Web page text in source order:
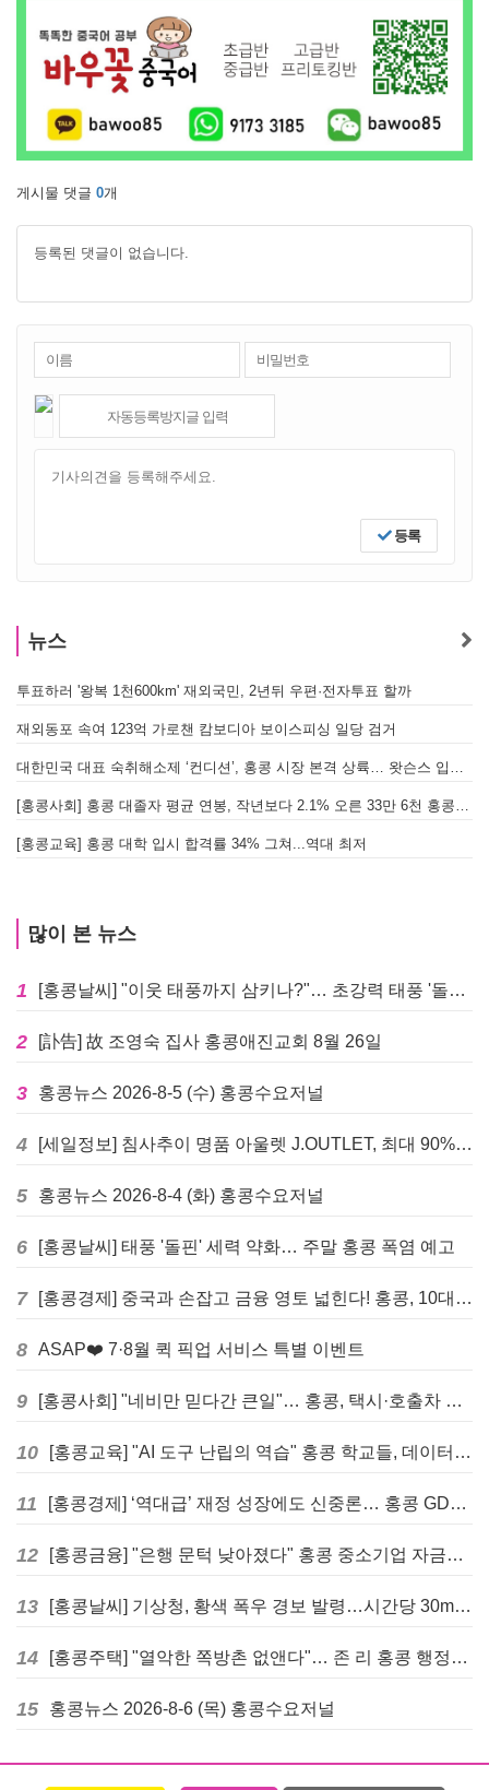
게시물 댓글 0개
등록된 댓글이 없습니다.
등록
뉴스
투표하러 '왕복 1천600km' 재외국민, 2년뒤 우편·전자투표 할까
재외동포 속여 123억 가로챈 캄보디아 보이스피싱 일당 검거
대한민국 대표 숙취해소제 ‘컨디션’, 홍콩 시장 본격 상륙… 왓슨스 입점 기념 할인 행사 진행
[홍콩사회] 홍콩 대졸자 평균 연봉, 작년보다 2.1% 오른 33만 6천 홍콩달러 기록
[홍콩교육] 홍콩 대학 입시 합격률 34% 그쳐...역대 최저
많이 본 뉴스
1 [홍콩날씨] "이웃 태풍까지 삼키나?"… 초강력 태풍 '돌핀' 세력 재확장
2 [訃告] 故 조영숙 집사 홍콩애진교회 8월 26일
3 홍콩뉴스 2026-8-5 (수) 홍콩수요저널
4 [세일정보] 침사추이 명품 아울렛 J.OUTLET, 최대 90% 빅 세일 진행
5 홍콩뉴스 2026-8-4 (화) 홍콩수요저널
6 [홍콩날씨] 태풍 '돌핀' 세력 약화… 주말 홍콩 폭염 예고
7 [홍콩경제] 중국과 손잡고 금융 영토 넓힌다! 홍콩, 10대 신규 정책 발표
8 ASAP❤️ 7·8월 퀵 픽업 서비스 특별 이벤트
9 [홍콩사회] "네비만 믿다간 큰일"… 홍콩, 택시·호출차 통합 시험 도입하며 규제 본격화
10 [홍콩교육] "AI 도구 난립의 역습" 홍콩 학교들, 데이터 고립에 교육 효과 평가 비상
11 [홍콩경제] ‘역대급’ 재정 성장에도 신중론… 홍콩 GDP 전망 상향 속 “지정학적 리스크 경계”
12 [홍콩금융] "은행 문턱 낮아졌다" 홍콩 중소기업 자금줄 숨통 트이나… HKMA "2분기 신용 조건 안정적"
13 [홍콩날씨] 기상청, 황색 폭우 경보 발령…시간당 30mm 이상 강우 예보
14 [홍콩주택] "열악한 쪽방촌 없앤다"… 존 리 홍콩 행정장관, 4년 내 단계적 폐지 선언
15 홍콩뉴스 2026-8-6 (목) 홍콩수요저널